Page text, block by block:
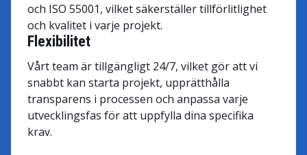
och ISO 55001, vilket säkerställer tillförlitlighet
och kvalitet i varje projekt.
Flexibilitet
Vårt team är tillgängligt 24/7, vilket gör att vi
snabbt kan starta projekt, upprätthålla
transparens i processen och anpassa varje
utvecklingsfas för att uppfylla dina specifika
krav.